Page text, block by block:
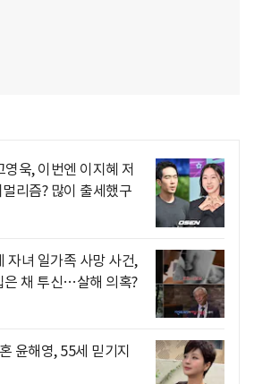
욱, 이번엔 이지혜 저
리즘? 많이 출세했구
자녀 일가족 사망 사건,
은 채 투신…살해 의혹?
윤해영, 55세 믿기지